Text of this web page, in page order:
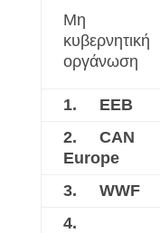
Μη
κυβερνητική
οργάνωση
1. EEB
2. CAN
Europe
3. WWF
4.